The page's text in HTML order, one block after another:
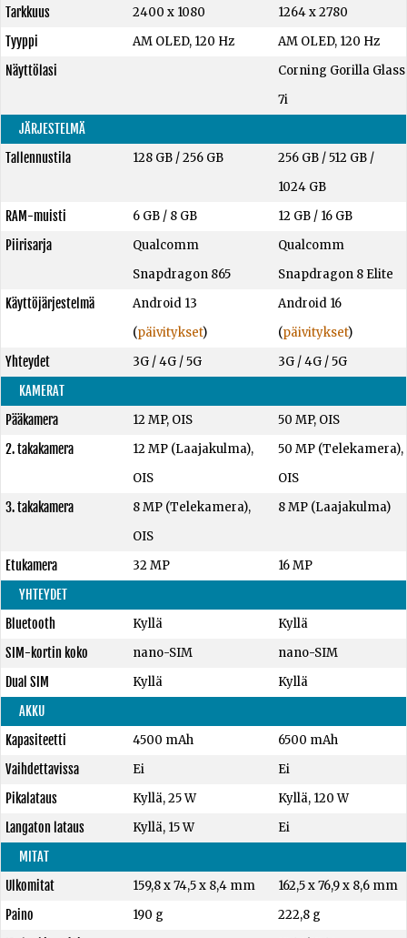
Tarkkuus
2400 x 1080
1264 x 2780
Tyyppi
AM OLED, 120 Hz
AM OLED, 120 Hz
Näyttölasi
Corning Gorilla Glass
7i
JÄRJESTELMÄ
Tallennustila
128 GB/256 GB 256 GB /512 GB /
1024 GB
RAM-muisti
6 GB/ 8 GB 12 GB / 16 GB
Piirisarja
Qualcomm
Snapdragon 865
Qualcomm
Snapdragon 8 Elite
Käyttöjärjestelmä
Android 13
(päivitykset)
Android 16
(päivitykset)
Yhteydet
3G / 4G / 5G
3G / 4G / 5G
KAMERAT
Pääkamera
12 MP, OIS
50 MP, OIS
2. takakamera
12 MP (Laajakulma),
OIS
50 MP (Telekamera),
OIS
3. takakamera
8 MP (Telekamera),
OIS
8 MP (Laajakulma)
Etukamera 32 MP
16 MP
YHTEYDET
Bluetooth
Kyllä
Kyllä
SIM-kortin koko
nano-SIM
nano-SIM
Dual SIM
Kyllä
Kyllä
AKKU
Kapasiteetti
4500 mAh
6500 mAh
Vaihdettavissa
Ei
Ei
Pikalataus
Kyllä, 25 W
Kyllä, 120 W
Langaton lataus
Kyllä, 15 W
Ei
MITAT
Ulkomitat
159,8 x 74,5 x 8,4 mm
162,5 x 76,9 x 8,6 mm
Paino
190 g
222,8 g